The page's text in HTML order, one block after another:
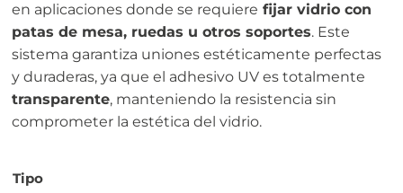
en aplicaciones donde se requiere fijar vidrio con
patas de mesa, ruedas u otros soportes. Este
sistema garantiza uniones estéticamente perfectas
y duraderas, ya que el adhesivo UV es totalmente
transparente, manteniendo la resistencia sin
comprometer la estética del vidrio.
Tipo